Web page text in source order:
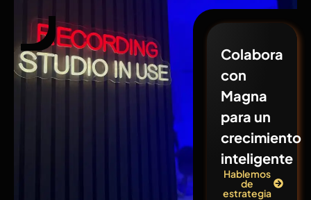
Colabora
con
Magna
para un
crecimiento
inteligente
Hablemos
de
estrategia